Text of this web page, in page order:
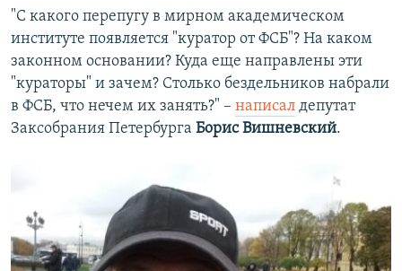
"С какого перепугу в мирном академическом
институте появляется "куратор от ФСБ"? На каком
законном основании? Куда еще направлены эти
"кураторы" и зачем? Столько бездельников набрали
в ФСБ, что нечем их занять?" – написал депутат
Заксобрания Петербурга Борис Вишневский.